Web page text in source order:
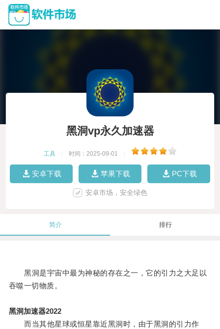
黑洞vp永久加速器
工具 时间：2025-09-01
安卓下载 苹果下载 PC下载
安卓市场，安全绿色
简介 排行
黑洞是宇宙中最为神秘的存在之一，它的引力之大足以
吞噬一切物质。
黑洞加速器2022
而当其他星球或恒星靠近黑洞时，由于黑洞的引力作